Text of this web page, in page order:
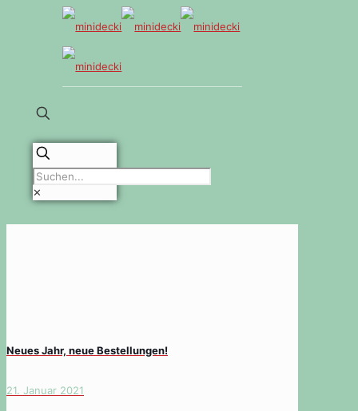
✕
Neues Jahr, neue Bestellungen!
21. Januar 2021